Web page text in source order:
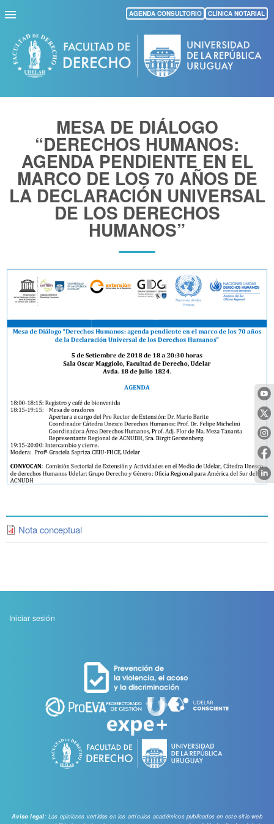
Pasar
al
contenido
principal
AGENDA CONSULTORIO CLÍNICA NOTARIAL
MESA DE DIÁLOGO
“DERECHOS HUMANOS:
AGENDA PENDIENTE EN EL
MARCO DE LOS 70 AÑOS DE
LA DECLARACIÓN UNIVERSAL
DE LOS DERECHOS
HUMANOS”
Nota conceptual
Menu
Iniciar sesión
Aviso legal: Las opiniones vertidas en los artículos académicos publicados en este sitio web